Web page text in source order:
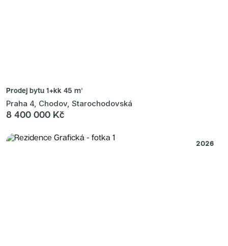
Prodej bytu 1+kk 45 m²
Praha 4, Chodov, Starochodovská
8 400 000 Kč
2026